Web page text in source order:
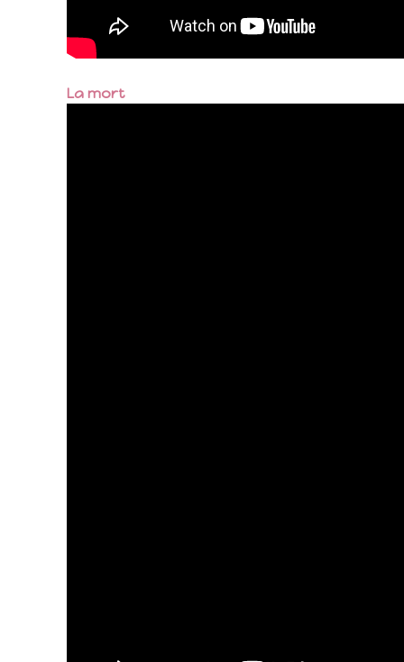
La mort